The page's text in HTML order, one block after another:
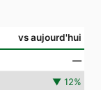
vs aujourd'hui
—
▼ 12%